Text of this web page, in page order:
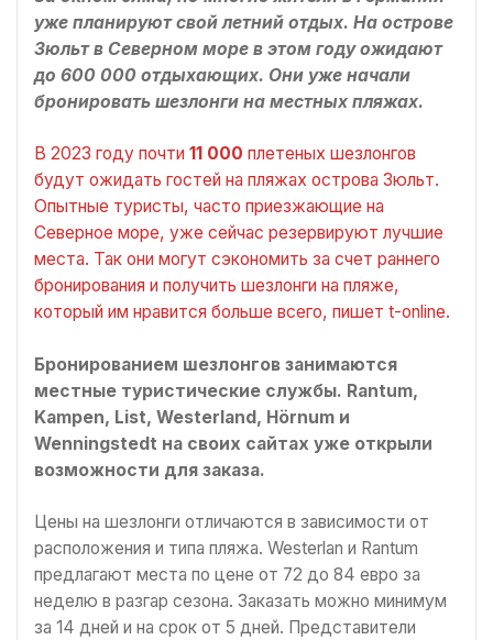
уже планируют свой летний отдых. На острове
Зюльт в Северном море в этом году ожидают
до 600 000 отдыхающих. Они уже начали
бронировать шезлонги на местных пляжах.
В 2023 году почти 11 000 плетеных шезлонгов
будут ожидать гостей на пляжах острова Зюльт.
Опытные туристы, часто приезжающие на
Северное море, уже сейчас резервируют лучшие
места. Так они могут сэкономить за счет раннего
бронирования и получить шезлонги на пляже,
который им нравится больше всего, пишет t-online.
Бронированием шезлонгов занимаются
местные туристические службы. Rantum,
Kampen, List, Westerland, Hörnum и
Wenningstedt на своих сайтах уже открыли
возможности для заказа.
Цены на шезлонги отличаются в зависимости от
расположения и типа пляжа. Westerlan и Rantum
предлагают места по цене от 72 до 84 евро за
неделю в разгар сезона. Заказать можно минимум
за 14 дней и на срок от 5 дней. Представители